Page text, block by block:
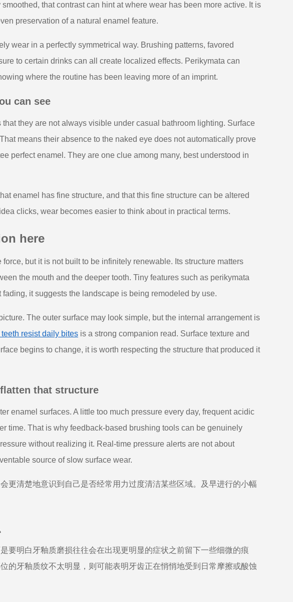
that contrast can hint at where wear has been more active. It is
preservation of a natural enamel feature.
wear in a perfectly symmetrical way. Brushing patterns, favored
to certain drinks can all create localized effects. Perikymata can
where the routine has been leaving more of an imprint.
can see
they are not always visible under casual bathroom lighting. Surface
means their absence to the naked eye does not automatically prove
perfect enamel. They are one clue among many, best understood in
enamel has fine structure, and that this fine structure can be altered
clicks, wear becomes easier to think about in practical terms.
here
but it is not built to be infinitely renewable. Its structure matters
the mouth and the deeper tooth. Tiny features such as perikymata
it suggests the landscape is being remodeled by use.
The outer surface may look simple, but the internal arrangement is
resist daily bites is a strong companion read. Surface texture and
begins to change, it is worth respecting the structure that produced it
that structure
enamel surfaces. A little too much pressure every day, frequent acidic
time. That is why feedback-based brushing tools can be genuinely
without realizing it. Real-time pressure alerts are not about
source of slow surface wear.
更清楚地意识到自己是否经常用力过度清洁某些区域。及早进行的小幅
要明白牙釉质磨损往往会在出现更明显的症状之前留下一些细微的痕
的牙釉质纹不太明显，则可能表明牙齿正在悄悄地受到日常摩擦或酸蚀